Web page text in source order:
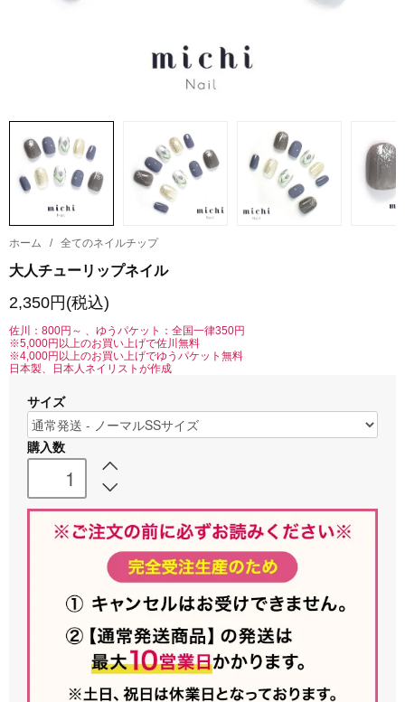
ホーム / 全てのネイルチップ
大人チューリップネイル
2,350円(税込)
佐川：800円～ 、ゆうパケット：全国一律350円
※5,000円以上のお買い上げで佐川無料
※4,000円以上のお買い上げでゆうパケット無料
日本製、日本人ネイリストが作成
サイズ
購入数